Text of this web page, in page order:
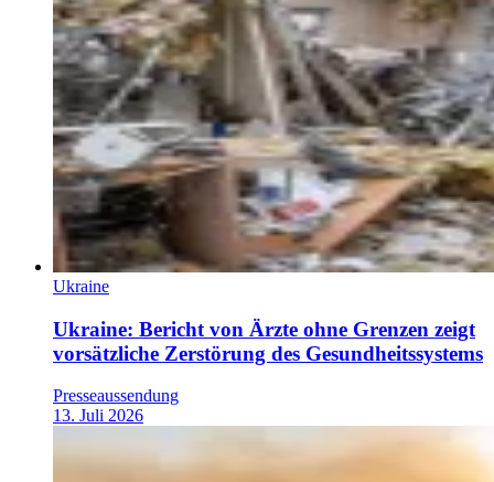
Ukraine
Ukraine: Bericht von Ärzte ohne Grenzen zeigt
vorsätzliche Zerstörung des Gesundheitssystems
Presseaussendung
13. Juli 2026